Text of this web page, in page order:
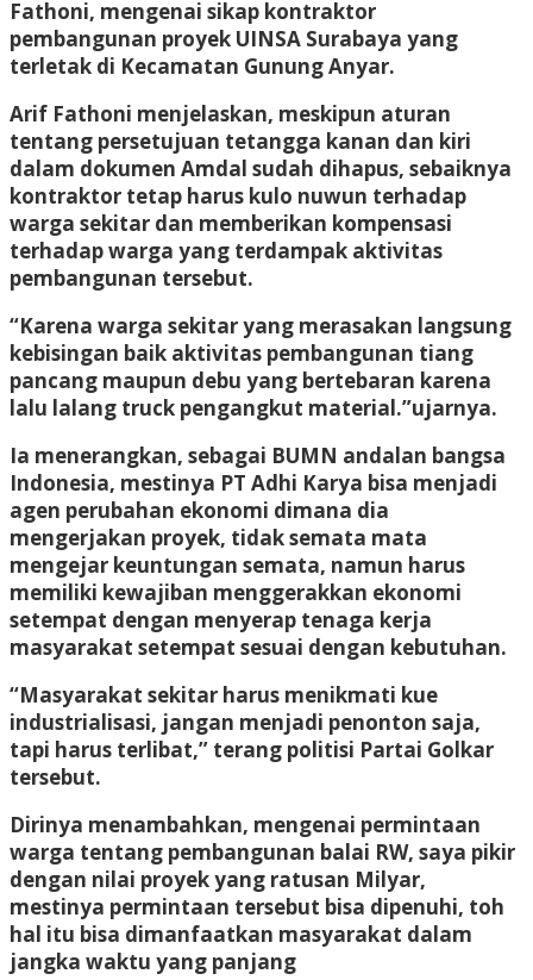
Fathoni, mengenai sikap kontraktor
pembangunan proyek UINSA Surabaya yang
terletak di Kecamatan Gunung Anyar.
Arif Fathoni menjelaskan, meskipun aturan
tentang persetujuan tetangga kanan dan kiri
dalam dokumen Amdal sudah dihapus, sebaiknya
kontraktor tetap harus kulo nuwun terhadap
warga sekitar dan memberikan kompensasi
terhadap warga yang terdampak aktivitas
pembangunan tersebut.
“Karena warga sekitar yang merasakan langsung
kebisingan baik aktivitas pembangunan tiang
pancang maupun debu yang bertebaran karena
lalu lalang truck pengangkut material.”ujarnya.
Ia menerangkan, sebagai BUMN andalan bangsa
Indonesia, mestinya PT Adhi Karya bisa menjadi
agen perubahan ekonomi dimana dia
mengerjakan proyek, tidak semata mata
mengejar keuntungan semata, namun harus
memiliki kewajiban menggerakkan ekonomi
setempat dengan menyerap tenaga kerja
masyarakat setempat sesuai dengan kebutuhan.
“Masyarakat sekitar harus menikmati kue
industrialisasi, jangan menjadi penonton saja,
tapi harus terlibat,” terang politisi Partai Golkar
tersebut.
Dirinya menambahkan, mengenai permintaan
warga tentang pembangunan balai RW, saya pikir
dengan nilai proyek yang ratusan Milyar,
mestinya permintaan tersebut bisa dipenuhi, toh
hal itu bisa dimanfaatkan masyarakat dalam
jangka waktu yang panjang